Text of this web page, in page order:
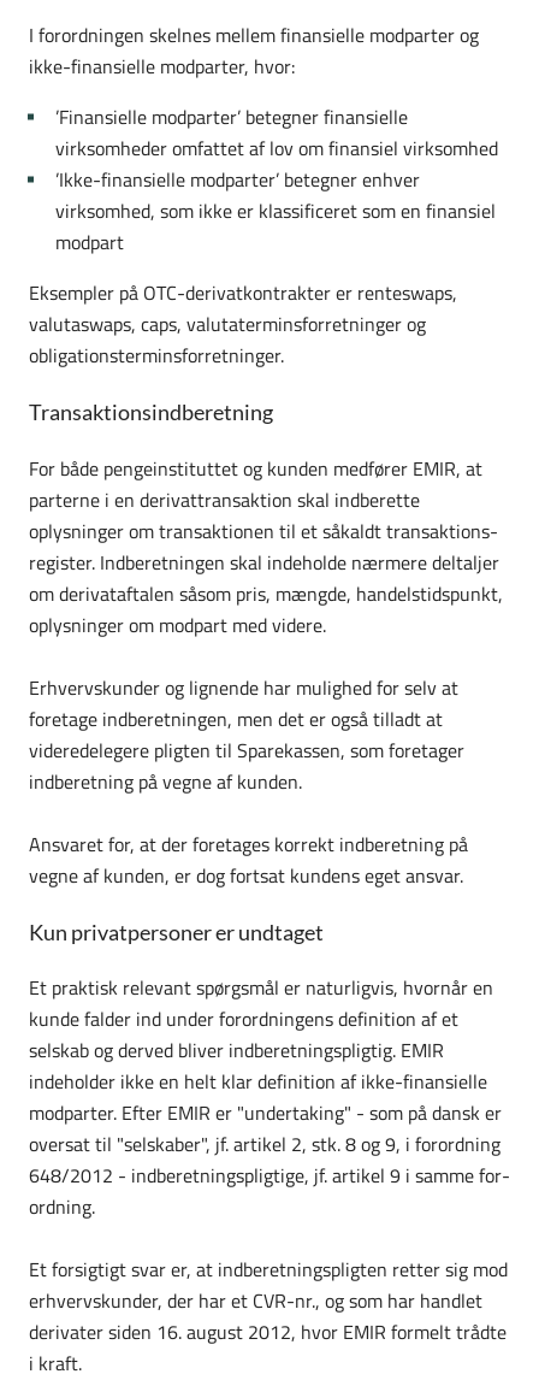
I forordningen skelnes mellem finansielle modparter og
ikke-finansielle modparter, hvor:
’Finansielle modparter’ betegner finansielle
virksomheder omfattet af lov om finansiel virksomhed
’Ikke-finansielle modparter’ betegner enhver
virksomhed, som ikke er klassificeret som en finansiel
modpart
Eksempler på OTC-derivatkontrakter er renteswaps,
valutaswaps, caps, valutaterminsforretninger og
obligationsterminsforretninger.
Transaktionsindberetning
For både pengeinstituttet og kunden medfører EMIR, at
parterne i en derivattransaktion skal indberette
oplysninger om transaktionen til et så­kaldt trans­aktions­
register. Indberetningen skal indeholde nærmere deltaljer
om derivat­af­talen såsom pris, mængde, handelstidspunkt,
oplysninger om modpart med videre.
Erhvervskunder og lignende har mulighed for selv at
foretage indberetningen, men det er også tilladt at
videredelegere pligten til Sparekassen, som foretager
indberetning på vegne af kunden.
Ansvaret for, at der foretages korrekt indberetning på
vegne af kunden, er dog fortsat kundens eget ansvar.
Kun privatpersoner er undtaget
Et praktisk relevant spørgsmål er naturligvis, hvornår en
kunde falder ind under forordningens definition af et
selskab og derved bliver indberetningspligtig. EMIR
indeholder ikke en helt klar definition af ikke-finansielle
modparter. Efter EMIR er "undertaking" - som på dansk er
oversat til "selskaber", jf. artikel 2, stk. 8 og 9, i forordning
648/2012 - indberetningspligtige, jf. artikel 9 i samme for­
ord­ning.
Et forsigtigt svar er, at indberetningspligten retter sig mod
erhvervskunder, der har et CVR-nr., og som har handlet
derivater siden 16. august 2012, hvor EMIR formelt trådte
i kraft.